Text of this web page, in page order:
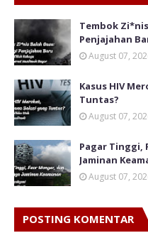
Tembok
Penjajahan
August 07,
Kasus HIV
Tuntas?
August 07,
Pagar Tinggi,
Jaminan
August 07,
POSTING KOMENTAR